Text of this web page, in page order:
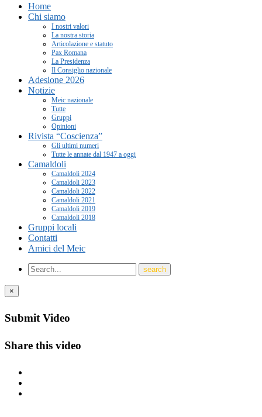
Home
Chi siamo
I nostri valori
La nostra storia
Articolazione e statuto
Pax Romana
La Presidenza
Il Consiglio nazionale
Adesione 2026
Notizie
Meic nazionale
Tutte
Gruppi
Opinioni
Rivista “Coscienza”
Gli ultimi numeri
Tutte le annate dal 1947 a oggi
Camaldoli
Camaldoli 2024
Camaldoli 2023
Camaldoli 2022
Camaldoli 2021
Camaldoli 2019
Camaldoli 2018
Gruppi locali
Contatti
Amici del Meic
×
Submit Video
Share this video